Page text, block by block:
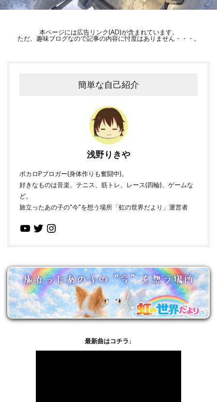
本ページには広告リンク(AD)が含まれています。
ただ、趣味ブログなので記事の内容に忖度はありません・・・。
簡単な自己紹介
浅野りきや
ボカロPブロガー(身体作りも奮闘中)。
好きなものは音楽、テニス、筋トレ、レース(四輪)、ゲームな
ど。
旅立ったあの子の"今"を想う場所「虹の世界だより」運営者
最新曲はコチラ↓